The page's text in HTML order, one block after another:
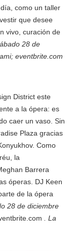
como un taller
que desee
vivo, curación de
28 de
eventbrite.com
District este
a la ópera: es
caer un vaso. Sin
Plaza gracias
Como
la
Barrera
óperas. DJ Keen
de la ópera
28 de diciembre
. La